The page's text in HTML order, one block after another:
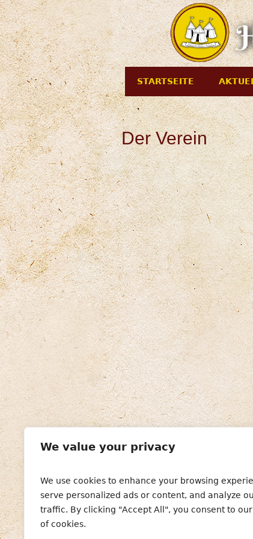
We value your privacy
We use cookies to enhance your browsing
serve personalized ads or content, and analyze
traffic. By clicking "Accept All", you consent to our
of cookies.
STARTSEITE
Der Verein